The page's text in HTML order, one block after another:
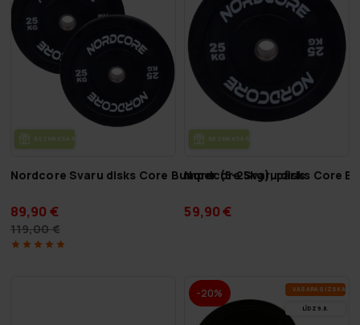
BEZ­MAK­SAS PIE­GĀ­DE
Nordcore Svaru disks Core Bumper (5-25kg), pāris
89,90 €
119,00 €
BEZ­MAK­SAS PIE­GĀ­DE
Nordcore Svaru disks Core
59,90 €
-20% VA­SA­RAS IZ­SKA­ŅA
LĪDZ 9.8.